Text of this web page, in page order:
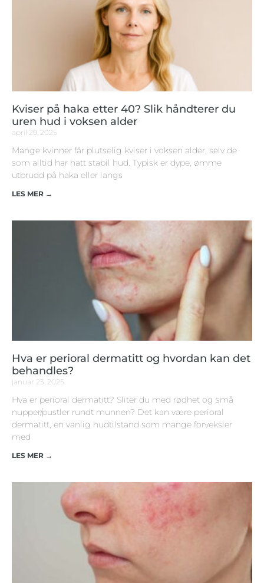
Kviser på haka etter 40? Slik håndterer du
uren hud i voksen alder
april 29, 2025
Mange kvinner får plutselig kviser i voksen alder, selv de
som alltid har hatt stabil hud. Typisk er dype, ømme
utbrudd på haka eller langs
LES MER →
Hva er perioral dermatitt og hvordan kan det
behandles?
januar 23, 2025
Hva er perioral dermatitt? Sliter du med rødhet og små
nupper/pustler rundt munnen? Det kan være perioral
dermatitt, en vanlig hudtilstand som mange forveksler
med
LES MER →